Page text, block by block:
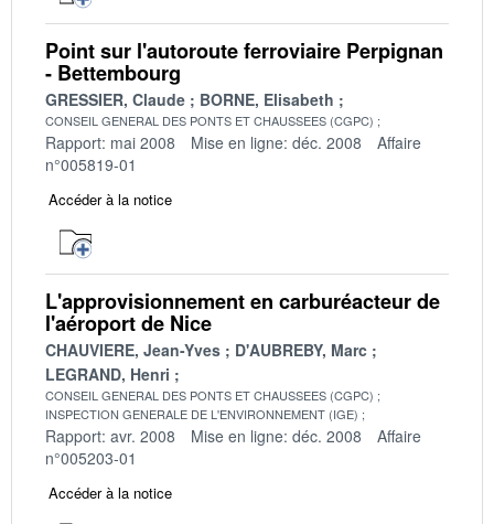
Point sur l'autoroute ferroviaire Perpignan
- Bettembourg
GRESSIER, Claude BORNE, Elisabeth
CONSEIL GENERAL DES PONTS ET CHAUSSEES (CGPC)
Rapport: mai 2008 Mise en ligne: déc. 2008
Affaire
n°005819-01
Accéder à la notice
L'approvisionnement en carburéacteur de
l'aéroport de Nice
CHAUVIERE, Jean-Yves
D'AUBREBY, Marc
LEGRAND, Henri
CONSEIL GENERAL DES PONTS ET CHAUSSEES (CGPC)
INSPECTION GENERALE DE L'ENVIRONNEMENT (IGE)
Rapport: avr. 2008 Mise en ligne: déc. 2008
Affaire
n°005203-01
Accéder à la notice